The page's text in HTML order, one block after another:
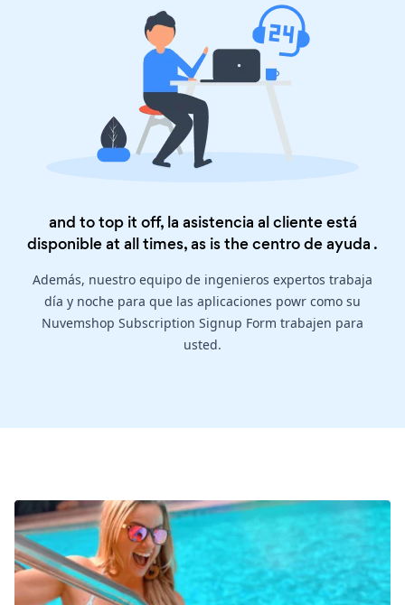
and to top it off, la asistencia al cliente está
disponible at all times, as is thecentro de ayuda .
Además, nuestro equipo de ingenieros expertos trabaja
día y noche para que las aplicaciones powr como su
Nuvemshop Subscription Signup Form trabajen para
usted.